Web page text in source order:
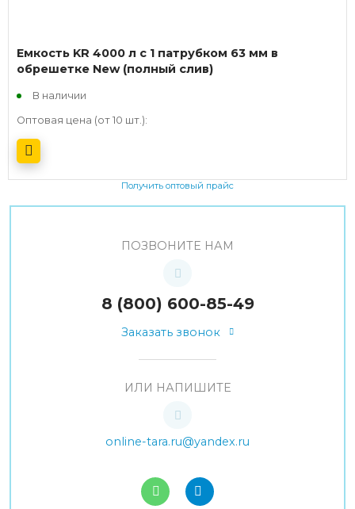
Емкость KR 4000 л с 1 патрубком 63 мм в
обрешетке New (полный слив)
В наличии
Оптовая цена (от 10 шт.):
Получить оптовый прайс
ПОЗВОНИТЕ НАМ
8 (800) 600-85-49
Заказать звонок
ИЛИ НАПИШИТЕ
online-tara.ru@yandex.ru